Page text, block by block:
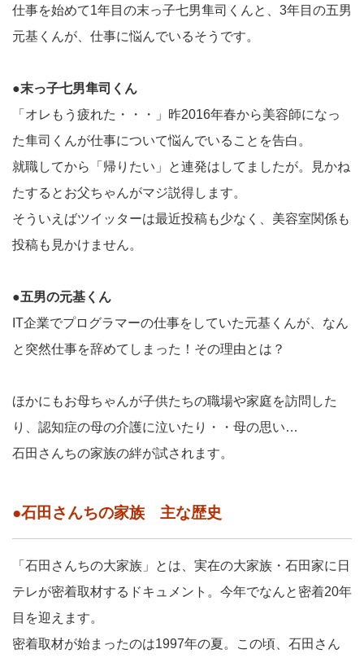
仕事を始めて1年目の末っ子七男隼司くんと、3年目の五男
元基くんが、仕事に悩んでいるそうです。
●末っ子七男隼司くん
「オレもう疲れた・・・」昨2016年春から美容師になっ
た隼司くんが仕事について悩んでいることを告白。
就職してから「帰りたい」と連発はしてましたが。見かね
たするとお父ちゃんがマジ説得します。
そういえばツイッターは最近投稿も少なく、美容室関係も
投稿も見かけません。
●五男の元基くん
IT企業でプログラマーの仕事をしていた元基くんが、なん
と突然仕事を辞めてしまった！その理由とは？
ほかにもお母ちゃんが子供たちの職場や家庭を訪問した
り、認知症の母の介護に泣いたり・・母の思い…
石田さんちの家族の絆が試されます。
●石田さんちの家族 主な歴史
「石田さんちの大家族」とは、実在の大家族・石田家に日
テレが密着取材するドキュメント。今年でなんと密着20年
目を迎えます。
密着取材が始まったのは1997年の夏。この頃、石田さん